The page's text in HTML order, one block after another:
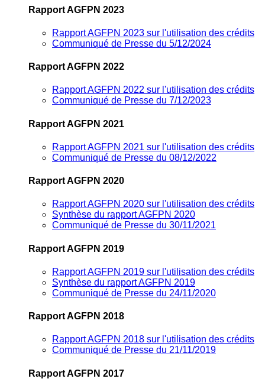
Rapport AGFPN 2023
Rapport AGFPN 2023 sur l'utilisation des crédits
Communiqué de Presse du 5/12/2024
Rapport AGFPN 2022
Rapport AGFPN 2022 sur l'utilisation des crédits
Communiqué de Presse du 7/12/2023
Rapport AGFPN 2021
Rapport AGFPN 2021 sur l'utilisation des crédits
Communiqué de Presse du 08/12/2022
Rapport AGFPN 2020
Rapport AGFPN 2020 sur l'utilisation des crédits
Synthèse du rapport AGFPN 2020
Communiqué de Presse du 30/11/2021
Rapport AGFPN 2019
Rapport AGFPN 2019 sur l'utilisation des crédits
Synthèse du rapport AGFPN 2019
Communiqué de Presse du 24/11/2020
Rapport AGFPN 2018
Rapport AGFPN 2018 sur l'utilisation des crédits
Communiqué de Presse du 21/11/2019
Rapport AGFPN 2017